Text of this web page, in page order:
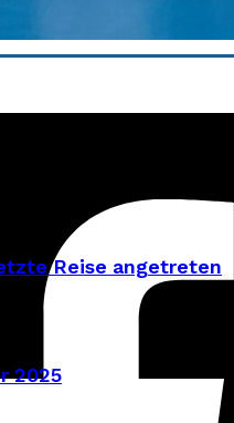
Reise angetreten
2025